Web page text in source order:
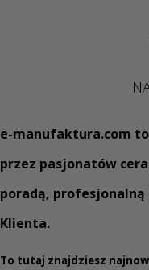
e-manufaktura.com
przez pasjonatów
poradą, profesjonalną
Klienta.
To tutaj znajdziesz